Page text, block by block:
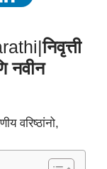
निवृत्ती
नवीन
वरिष्ठांनो,